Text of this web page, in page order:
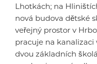
Lhotkách; na
nová budova dětské
veřejný prostor v
pracuje na
dvou základních